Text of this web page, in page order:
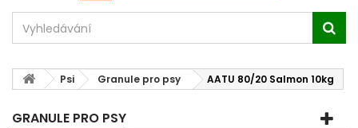
Psi Granule pro psy AATU 80/20 Salmon 10kg
GRANULE PRO PSY